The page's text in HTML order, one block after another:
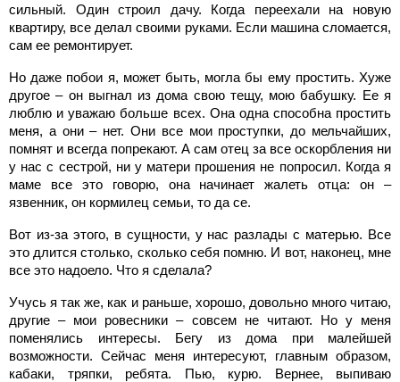
сильный. Один строил дачу. Когда переехали на новую
квартиру, все делал своими руками. Если машина сломается,
сам ее ремонтирует.
Но даже побои я, может быть, могла бы ему простить. Хуже
другое – он выгнал из дома свою тещу, мою бабушку. Ее я
люблю и уважаю больше всех. Она одна способна простить
меня, а они – нет. Они все мои проступки, до мельчайших,
помнят и всегда попрекают. А сам отец за все оскорбления ни
у нас с сестрой, ни у матери прошения не попросил. Когда я
маме все это говорю, она начинает жалеть отца: он –
язвенник, он кормилец семьи, то да се.
Вот из-за этого, в сущности, у нас разлады с матерью. Все
это длится столько, сколько себя помню. И вот, наконец, мне
все это надоело. Что я сделала?
Учусь я так же, как и раньше, хорошо, довольно много читаю,
другие – мои ровесники – совсем не читают. Но у меня
поменялись интересы. Бегу из дома при малейшей
возможности. Сейчас меня интересуют, главным образом,
кабаки, тряпки, ребята. Пью, курю. Вернее, выпиваю